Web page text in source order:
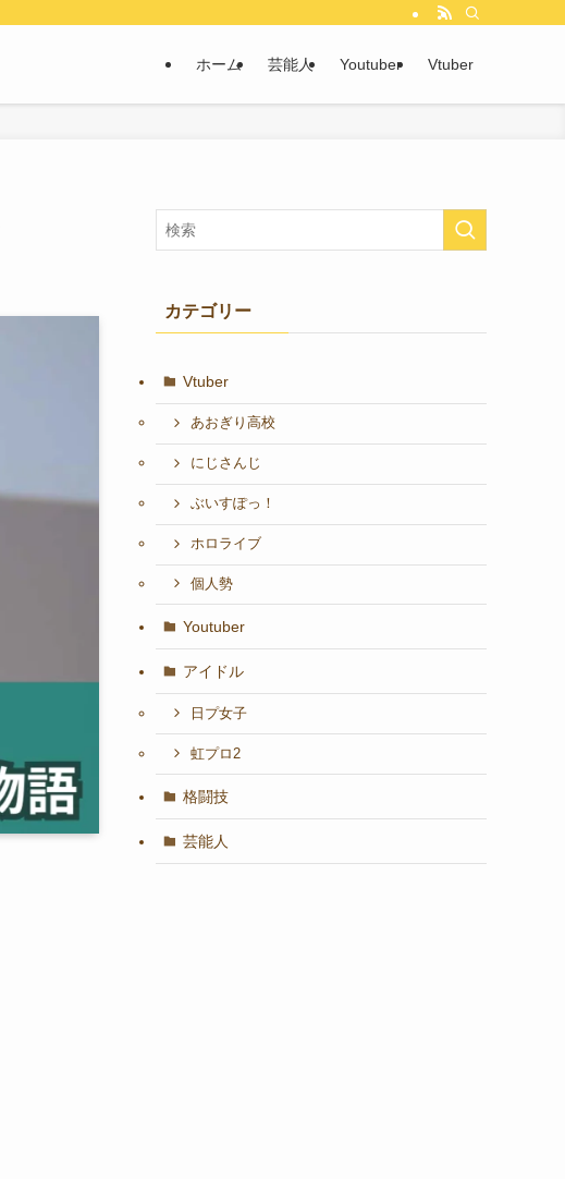
ホーム 芸能人 Youtuber Vtuber
カテゴリー
Vtuber
あおぎり高校
にじさんじ
ぶいすぽっ！
ホロライブ
個人勢
Youtuber
アイドル
日プ女子
虹プロ2
格闘技
芸能人